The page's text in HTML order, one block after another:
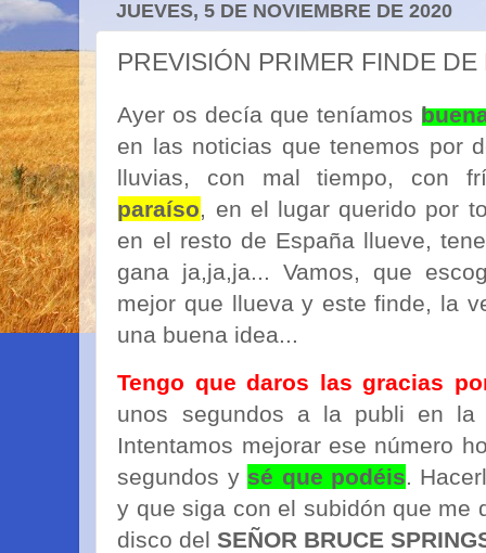
JUEVES, 5 DE NOVIEMBRE DE 2020
PREVISIÓN PRIMER FINDE
Ayer os decía que teníamos
en las noticias que tenemos por
lluvias, con mal tiempo, con
paraíso, en el lugar querido por
en el resto de España llueve,
gana ja,ja,ja... Vamos, que
mejor que llueva y este finde, la
una buena idea...
Tengo que daros las gracias
unos segundos a la publi en la
Intentamos mejorar ese número
segundos y sé que podéis.
y que siga con el subidón que me
disco delSEÑOR BRUCE